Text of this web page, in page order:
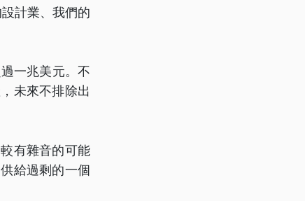
計業、我們的
一兆美元。不
未來不排除出
有雜音的可能
給過剩的一個